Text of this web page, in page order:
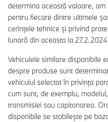
determina această valoare,
pentru fiecare dintre ultimele
cerințele tehnice și privind
lunară din aceasta la 27.2.2024
Vehiculele similare disponibile
despre produse sunt
vehiculul selectat în privința
cum sunt, de exemplu,
transmisiei sau capitonarea.
disponibile se stabilește pe